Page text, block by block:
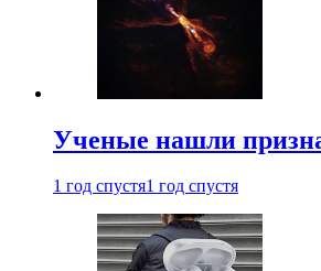
Ученые нашли
1 год спустя1 год спустя